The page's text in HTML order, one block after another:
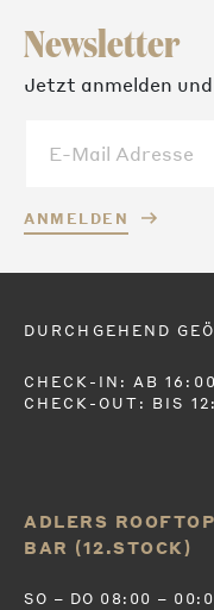
Newsletter
Jetzt anmelden
ANMELDEN
DURCHGEHEND
CHECK-IN: AB
CHECK-OUT: BIS
ADLERS ROOFTOP
BAR (12.STOCK)
SO – DO 08:00 –